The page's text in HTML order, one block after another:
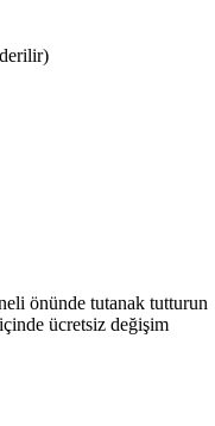
önünde tutanak tutturun
ücretsiz değişim